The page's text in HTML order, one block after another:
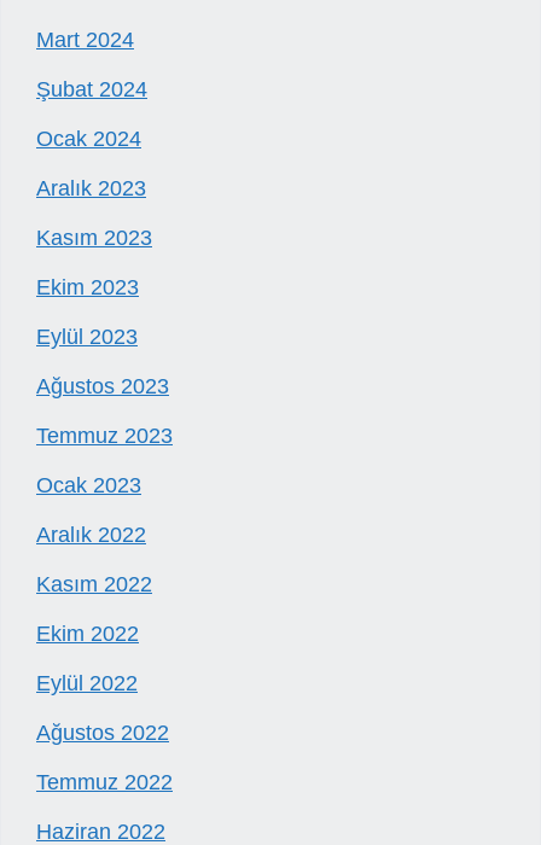
Mart 2024
Şubat 2024
Ocak 2024
Aralık 2023
Kasım 2023
Ekim 2023
Eylül 2023
Ağustos 2023
Temmuz 2023
Ocak 2023
Aralık 2022
Kasım 2022
Ekim 2022
Eylül 2022
Ağustos 2022
Temmuz 2022
Haziran 2022